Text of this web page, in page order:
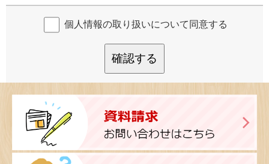
個人情報の取り扱いについて同意する
確認する